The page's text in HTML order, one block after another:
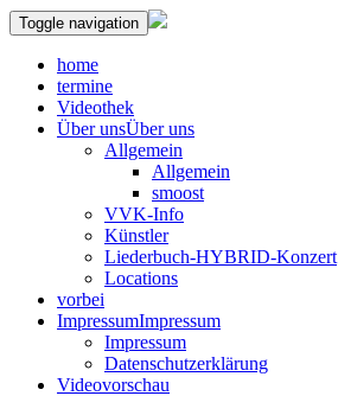
Toggle navigation
home
termine
Videothek
Über unsÜber uns
Allgemein
Allgemein
smoost
VVK-Info
Künstler
Liederbuch-HYBRID-Konzert
Locations
vorbei
ImpressumImpressum
Impressum
Datenschutzerklärung
Videovorschau